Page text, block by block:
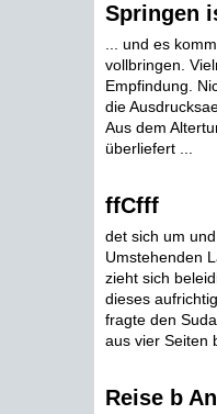
Springen
... und es
vollbringen.
Empfindung.
die
Aus dem
überliefert ...
ffCfff
det sich um
Umstehenden
zieht sich
dieses
fragte den
aus vier Seiten
Reise b